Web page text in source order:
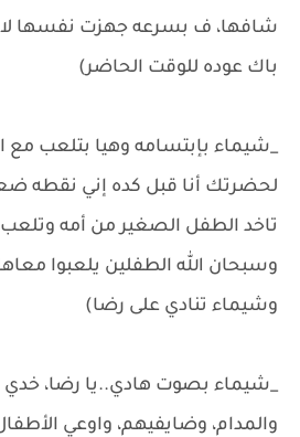
شافها، ف بسرعه جهزت نفسها
باك عوده للوقت الحاضر)
_شيماء بإبتسامه وهيا بتلعب
لحضرتك أنا قبل كده إني نقطه
تاخد الطفل الصغير من أمه وتلعب
وسبحان الله الطفلين يلعبوا
وشيماء تنادي على رضا)
_شيماء بصوت هادي..يا رضا، خدي
والمدام، وضايفيهم، واوعي